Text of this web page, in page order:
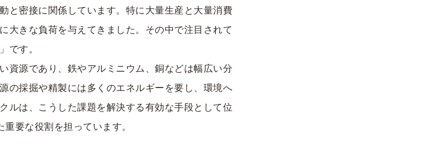
と密接に関係しています。特に大量生産と大量消費
大きな負荷を与えてきました。その中で注目されて
です。
資源であり、鉄やアルミニウム、銅などは幅広い分
の採掘や精製には多くのエネルギーを要し、環境へ
ルは、こうした課題を解決する有効な手段として位
要な役割を担っています。